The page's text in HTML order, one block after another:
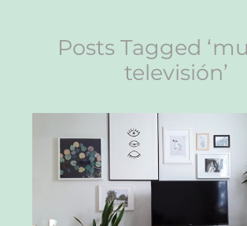
Posts Tagged
televisión’